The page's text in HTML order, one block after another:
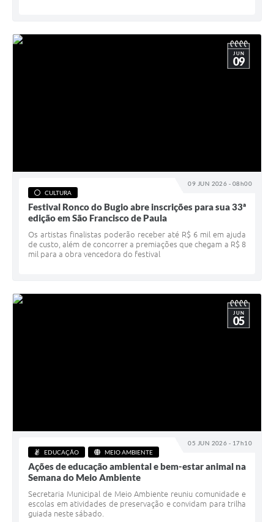
09 JUN 2026 - 08h00
JUN
09
CULTURA
Festival Ronco do Bugio abre inscrições para sua 33ª
edição em São Francisco de Paula
Os artistas finalistas poderão receber até R$ 6 mil em ajuda
de custo, além de concorrer a premiações que chegam a R$ 8
mil para a obra vencedora do festival
05 JUN 2026 - 17h10
JUN
05
EDUCAÇÃO MEIO AMBIENTE
Ações de educação ambiental e bem-estar animal na
Semana do Meio Ambiente
Secretaria Municipal de Meio Ambiente reuniu comunidade e
escolas em atividades de preservação e convidam para trilha
guiada neste sábado.